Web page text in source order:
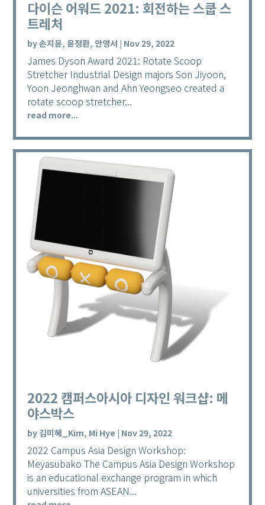
다이슨 어워드 2021: 회전하는 스쿱 스
트레처
by손지윤, 윤정환, 안영서 | Nov 29, 2022
James Dyson Award 2021: Rotate Scoop
Stretcher Industrial Design majors Son Jiyoon,
Yoon Jeonghwan and Ahn Yeongseo created a
rotate scoop stretcher...
read more...
2022 캠퍼스아시아 디자인 워크샵: 메
야스박스
by김미혜_Kim, Mi Hye | Nov 29, 2022
2022 Campus Asia Design Workshop:
Meyasubako The Campus Asia Design Workshop
is an educational exchange program in which
universities from ASEAN...